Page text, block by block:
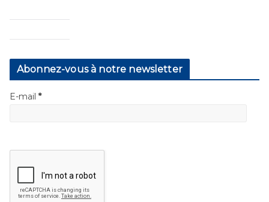
Abonnez-vous à notre newsletter
E-mail *